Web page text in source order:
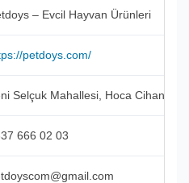
– Evcil Hayvan Ürünleri
petdoys.com/
Selçuk Mahallesi, Hoca Cihan
666 02 03